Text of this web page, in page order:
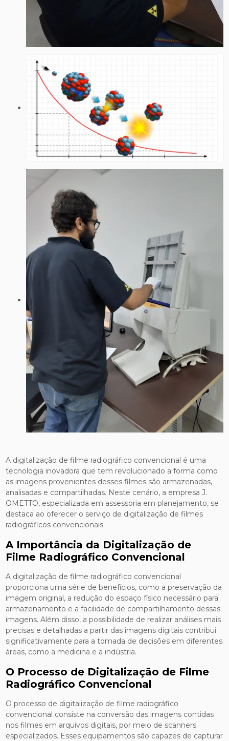
A digitalização de filme radiográfico convencional é uma
tecnologia inovadora que tem revolucionado a forma como
as imagens provenientes desses filmes são armazenadas,
analisadas e compartilhadas. Neste cenário, a empresa J.
OMETTO, especializada em assessoria em planejamento, se
destaca ao oferecer o serviço de digitalização de filmes
radiográficos convencionais.
A Importância da Digitalização de
Filme Radiográfico Convencional
A digitalização de filme radiográfico convencional
proporciona uma série de benefícios, como a preservação da
imagem original, a redução do espaço físico necessário para
armazenamento e a facilidade de compartilhamento dessas
imagens. Além disso, a possibilidade de realizar análises mais
precisas e detalhadas a partir das imagens digitais contribui
significativamente para a tomada de decisões em diferentes
áreas, como a medicina e a indústria.
O Processo de Digitalização de Filme
Radiográfico Convencional
O processo de digitalização de filme radiográfico
convencional consiste na conversão das imagens contidas
nos filmes em arquivos digitais, por meio de scanners
especializados. Esses equipamentos são capazes de capturar